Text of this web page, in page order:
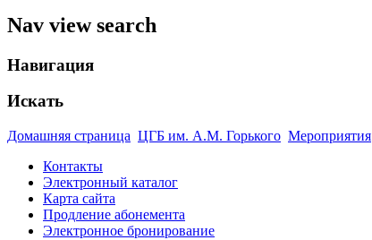
Nav view search
Навигация
Искать
Домашняя страница ЦГБ им. А.М. Горького Мероприятия
Контакты
Электронный каталог
Карта сайта
Продление абонемента
Электронное бронирование